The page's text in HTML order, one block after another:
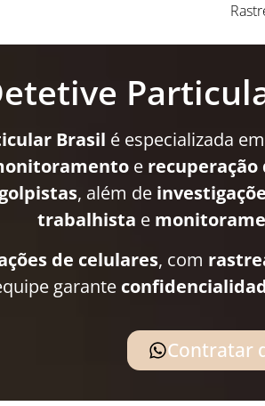
Brasil é especializada em
e recuperação
golpistas, além de
trabalhista e
de celulares, com
garante
Contratar